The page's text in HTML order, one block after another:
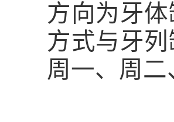
方向为牙
方式与牙
周一、周